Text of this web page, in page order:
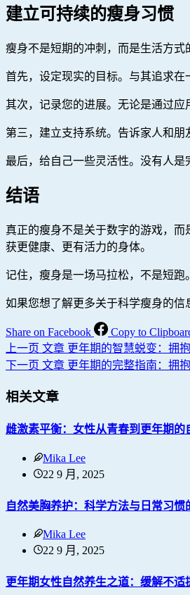
建立可持续的瘦身习惯
瘦身不是短期的冲刺，而是生活方式
首先，设定现实的目标。与其追求在
其次，记录您的进展。无论是通过应
第三，建立支持系统。告诉家人和
最后，给自己一些灵活性。没有人是
结语
真正的瘦身不是关于数字的游戏，
获更健康、更有活力的身体。
记住，瘦身是一场马拉松，不是短
如果您想了解更多关于科学瘦身的信
Share on Facebook
Copy to
上一页 文章 更年期的智慧蜕变：拥
下一页 文章 更年期的完整指南：拥
相关文章
雌激素平衡：女性从青春到更年期的
Mika Lee
22 9 月, 2025
自然美胸养护：科学方法与日常习惯
Mika Lee
22 9 月, 2025
更年期女性自然养生之道：缓解不适